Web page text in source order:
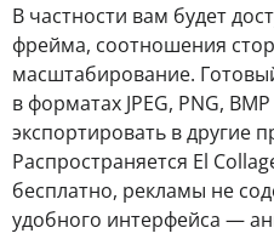
В частности вам будет
фрейма, соотношения
масштабирование.
в форматах JPEG, PNG,
экспортировать в другие
Распространяется El
бесплатно, рекламы не
удобного интерфейса —